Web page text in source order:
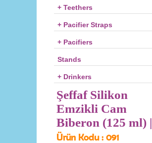
+ Teethers
+ Pacifier Straps
+ Pacifiers
Stands
+ Drinkers
Şeffaf Silikon
Emzikli Cam
Biberon (125 ml) |
Ürün Kodu : 091